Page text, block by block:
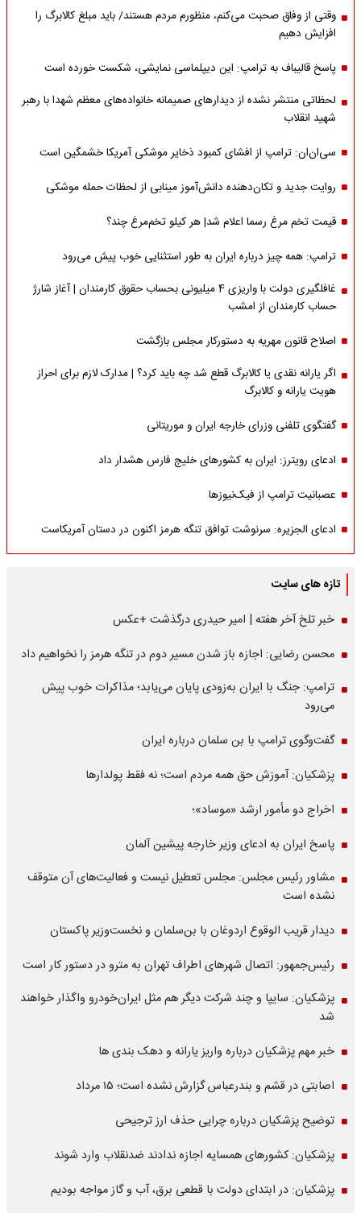
وقتی از وفاق صحبت می‌کنم، منظورم مردم هستند/ باید مبلغ کالابرگ را
افزایش دهیم
پاسخ قالیباف به ترامپ: این دیپلماسی نمایشی، شکست خورده است
لحظاتی منتشر نشده از دیدارهای صمیمانه خانواده‌های معظم شهدا با رهبر
شهید انقلاب
سی‌ان‌ان: ترامپ از افشای کمبود ذخایر موشکی آمریکا خشمگین است
روایت جدید و تکان‌دهنده دانش‌آموز مینابی از لحظات حمله موشکی
قیمت تخم مرغ رسما اعلام شد| هر کیلو تخم‌مرغ چند؟
ترامپ: همه چیز درباره ایران به طور استثنایی خوب پیش می‌رود
غافلگیری دولت با واریزی 4 میلیونی بحساب حقوق کارمندان | آغاز شارژ
حساب کارمندان از امشب
اصلاح قانون مهریه به دستورکار مجلس بازگشت
اگر یارانه نقدی یا کالابرگ قطع شد چه باید کرد؟ | مدارک لازم برای احراز
هویت یارانه و کالابرگ
گفتگوی تلفنی وزرای خارجه ایران و موریتانی
ادعای رویترز: ایران به کشورهای خلیج فارس هشدار داد
عصبانیت ترامپ از فیک‌نیوزها
ادعای الجزیره: سرنوشت توافق تنگه هرمز اکنون در دستان آمریکاست
تازه های سایت
خبر تلخ آخر هفته | امیر حیدری درگذشت +عکس
محسن رضایی: اجازه باز شدن مسیر دوم در تنگه هرمز را نخواهیم داد
ترامپ: جنگ با ایران به‌زودی پایان می‌یابد؛ مذاکرات خوب پیش
می‌رود
گفت‌وگوی ترامپ با بن سلمان درباره ایران
پزشکیان: آموزش حق همه مردم است؛ نه فقط پولدارها
اخراج دو مأمور ارشد «موساد»؛
پاسخ ایران به ادعای وزیر خارجه پیشین آلمان
مشاور رئیس مجلس: مجلس تعطیل نیست و فعالیت‌های آن متوقف
نشده است
دیدار قریب الوقوع اردوغان با بن‌سلمان و نخست‌وزیر پاکستان
رئیس‌جمهور: اتصال شهرهای اطراف تهران به مترو در دستور کار است
پزشکیان: سایپا و چند شرکت دیگر هم مثل ایران‌خودرو واگذار خواهند
شد
خبر مهم پزشکیان درباره واریز یارانه و دهک بندی ها
اصابتی در قشم و بندرعباس گزارش نشده است؛ ۱۵ مرداد
توضیح پزشکیان درباره چرایی حذف ارز ترجیحی
پزشکیان: کشورهای همسایه اجازه ندادند ضدنقلاب وارد شوند
پزشکیان: در ابتدای دولت با قطعی برق، آب و گاز مواجه بودیم